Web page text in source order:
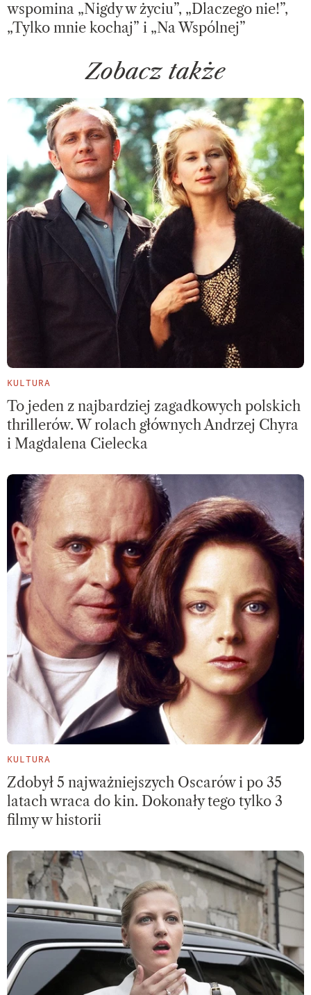
wspomina „Nigdy w życiu”, „Dlaczego nie!”,
„Tylko mnie kochaj” i „Na Wspólnej”
Zobacz także
KULTURA
To jeden z najbardziej zagadkowych polskich
thrillerów. W rolach głównych Andrzej Chyra
i Magdalena Cielecka
KULTURA
Zdobył 5 najważniejszych Oscarów i po 35
latach wraca do kin. Dokonały tego tylko 3
filmy w historii